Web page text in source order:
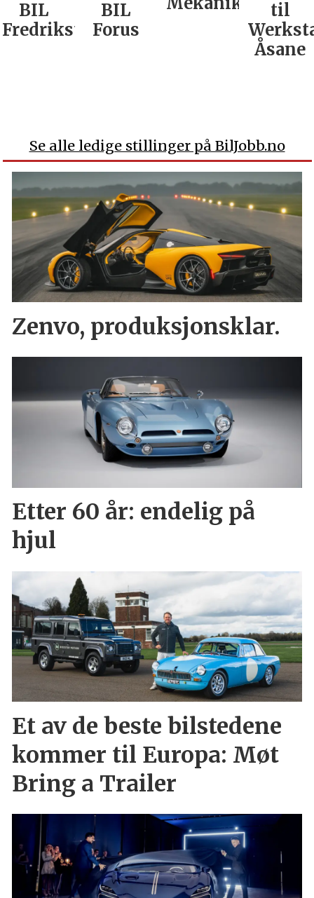
BIL
Fredrikstad
BIL
Forus
til
Åsane
Se alle ledige stillinger på BilJobb.no
Zenvo, produksjonsklar.
Etter 60 år: endelig på
hjul
Et av de beste bilstedene
kommer til Europa: Møt
Bring a Trailer